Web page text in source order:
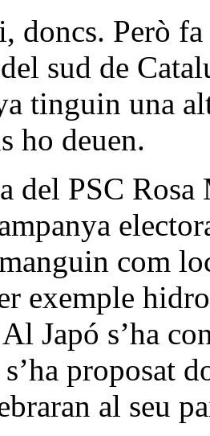
doncs. Però
sud de
tinguin una
ho deuen.
del PSC Rosa
com
exemple
Japó s’ha
proposat
al seu